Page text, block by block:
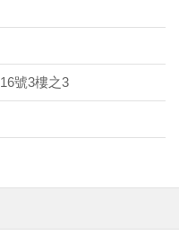
號3樓之3